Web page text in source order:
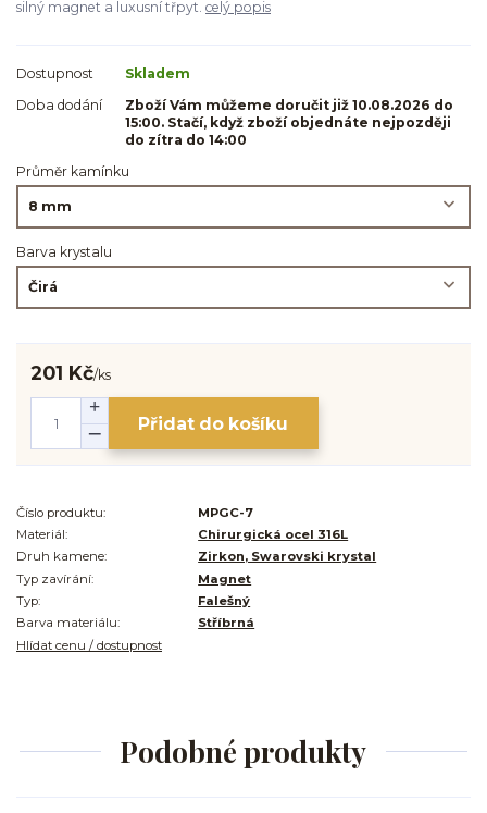
silný magnet a luxusní třpyt. celý popis
Dostupnost
Skladem
Doba dodání
Zboží Vám můžeme doručit již 10.08.2026 do
15:00. Stačí, když zboží objednáte nejpozději
do zítra do 14:00
Průměr kamínku
Barva krystalu
201 Kč/ks
Přidat do košíku
Číslo produktu:
MPGC-7
Materiál:
Chirurgická ocel 316L
Druh kamene:
Zirkon, Swarovski krystal
Typ zavírání:
Magnet
Typ:
Falešný
Barva materiálu:
Stříbrná
Hlídat cenu / dostupnost
Podobné produkty